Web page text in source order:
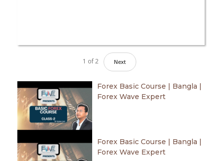
1 of 2 Next
Forex Basic Course | Bangla |
Forex Wave Expert
Forex Basic Course | Bangla |
Forex Wave Expert